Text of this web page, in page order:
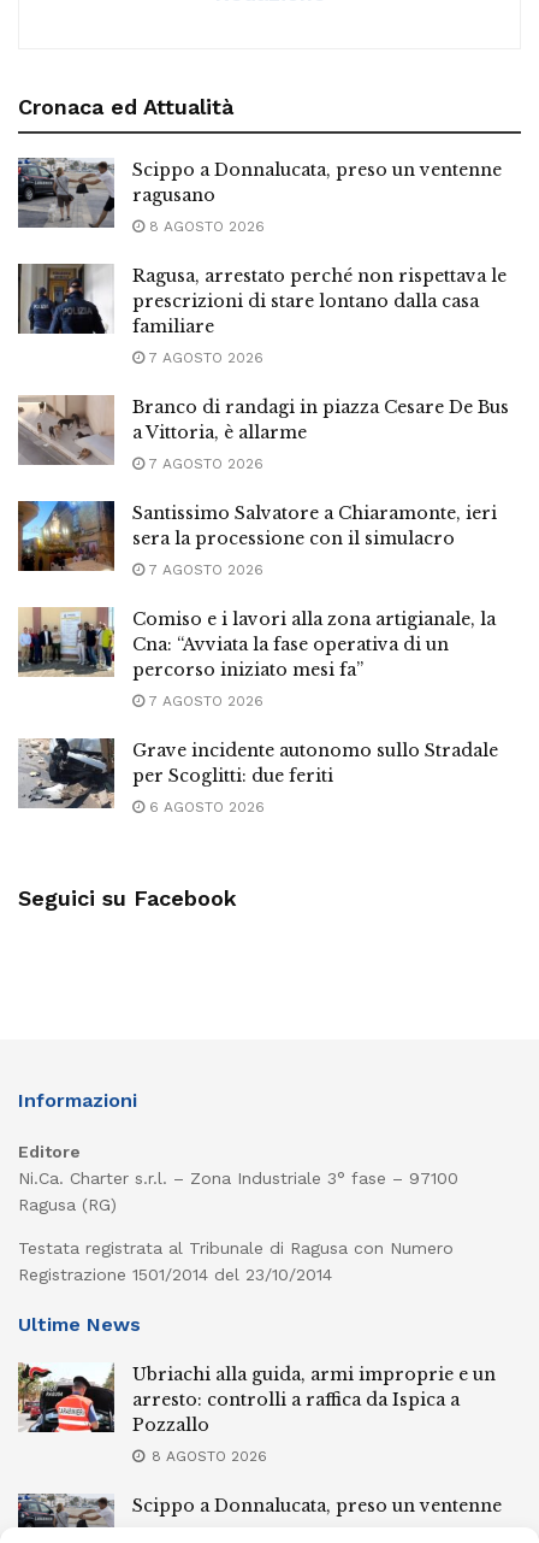
Cronaca ed Attualità
Scippo a Donnalucata, preso un ventenne
ragusano
8 AGOSTO 2026
Ragusa, arrestato perché non rispettava le
prescrizioni di stare lontano dalla casa
familiare
7 AGOSTO 2026
Branco di randagi in piazza Cesare De Bus
a Vittoria, è allarme
7 AGOSTO 2026
Santissimo Salvatore a Chiaramonte, ieri
sera la processione con il simulacro
7 AGOSTO 2026
Comiso e i lavori alla zona artigianale, la
Cna: “Avviata la fase operativa di un
percorso iniziato mesi fa”
7 AGOSTO 2026
Grave incidente autonomo sullo Stradale
per Scoglitti: due feriti
6 AGOSTO 2026
Seguici su Facebook
Informazioni
Editore
Ni.Ca. Charter s.r.l. – Zona Industriale 3° fase – 97100
Ragusa (RG)
Testata registrata al Tribunale di Ragusa con Numero
Registrazione 1501/2014 del 23/10/2014
Ultime News
Ubriachi alla guida, armi improprie e un
arresto: controlli a raffica da Ispica a
Pozzallo
8 AGOSTO 2026
Scippo a Donnalucata, preso un ventenne